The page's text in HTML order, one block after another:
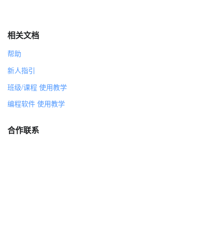
相关文档
帮助
新人指引
班级/课程 使用教学
编程软件 使用教学
合作联系